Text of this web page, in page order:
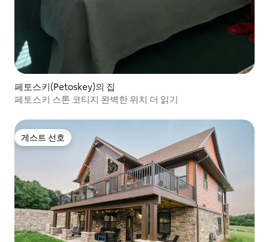
페토스키(Petoskey)의 집
페토스키 스톤 코티지 완벽한 위치 더 읽기
게스트 선호
게스트 선호